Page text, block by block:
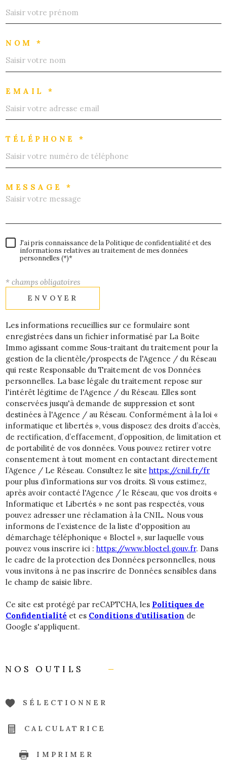
NOM *
EMAIL *
TÉLÉPHONE *
MESSAGE *
J'ai pris connaissance de la Politique de confidentialité et des
informations relatives au traitement de mes données
personnelles (*)*
* champs obligatoires
ENVOYER
Les informations recueillies sur ce formulaire sont
enregistrées dans un fichier informatisé par La Boite
Immo agissant comme Sous-traitant du traitement pour la
gestion de la clientèle/prospects de l'Agence / du Réseau
qui reste Responsable du Traitement de vos Données
personnelles. La base légale du traitement repose sur
l'intérêt légitime de l'Agence / du Réseau. Elles sont
conservées jusqu'à demande de suppression et sont
destinées à l'Agence / au Réseau. Conformément à la loi «
informatique et libertés », vous disposez des droits d’accès,
de rectification, d’effacement, d’opposition, de limitation et
de portabilité de vos données. Vous pouvez retirer votre
consentement à tout moment en contactant directement
l’Agence / Le Réseau. Consultez le site https://cnil.fr/fr
pour plus d’informations sur vos droits. Si vous estimez,
après avoir contacté l'Agence / le Réseau, que vos droits «
Informatique et Libertés » ne sont pas respectés, vous
pouvez adresser une réclamation à la CNIL. Nous vous
informons de l’existence de la liste d'opposition au
démarchage téléphonique « Bloctel », sur laquelle vous
pouvez vous inscrire ici : https://www.bloctel.gouv.fr. Dans
le cadre de la protection des Données personnelles, nous
vous invitons à ne pas inscrire de Données sensibles dans
le champ de saisie libre.
Ce site est protégé par reCAPTCHA, les Politiques de
Confidentialité et es Conditions d'utilisation de
Google s'appliquent.
NOS OUTILS
SÉLECTIONNER
CALCULATRICE
IMPRIMER